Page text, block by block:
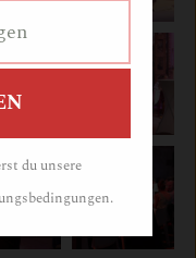
du unsere